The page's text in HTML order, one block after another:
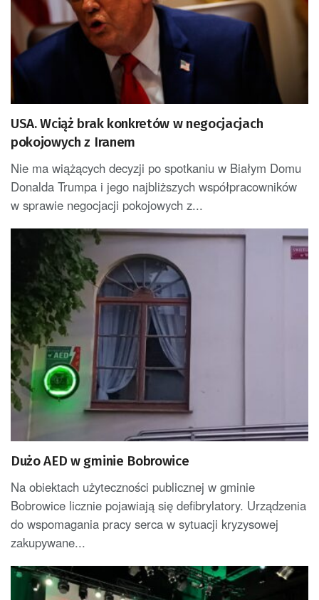
USA. Wciąż brak konkretów w negocjacjach
pokojowych z Iranem
Nie ma wiążących decyzji po spotkaniu w Białym Domu
Donalda Trumpa i jego najbliższych współpracowników
w sprawie negocjacji pokojowych z...
Dużo AED w gminie Bobrowice
Na obiektach użyteczności publicznej w gminie
Bobrowice licznie pojawiają się defibrylatory. Urządzenia
do wspomagania pracy serca w sytuacji kryzysowej
zakupywane...